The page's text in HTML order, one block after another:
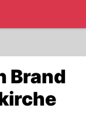
Brand